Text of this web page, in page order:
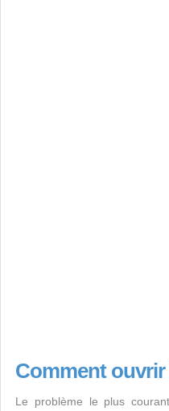
Comment
Le problème le plus